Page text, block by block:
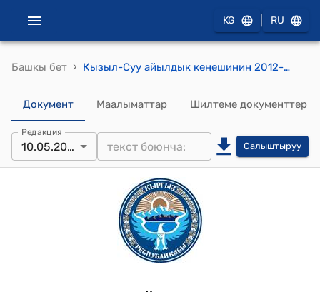
KG RU
Башкы бет › Кызыл-Суу айылдык кеңешинин 2012-жылдын 10-майындагы № 4 "Кызыл-Суу айылдык Округунун жайыттарынын тышкы чек аралар жана анын аянттарын бекитүү жөнүндө" токтому
Документ Маалыматтар Шилтеме документтер
Редакция
10.05.2012 Салыштыруу